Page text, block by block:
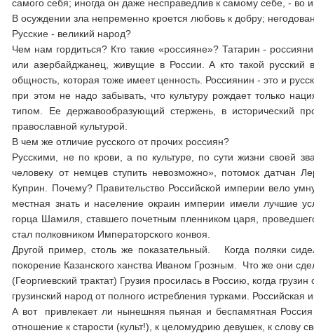
самого себя; иногда он даже несправедлив к самому себе, -
В осуждении зла непременно кроется любовь к добру;
Русские - великий народ?
Чем нам гордиться? Кто такие «россияне»? Татарин -
или азербайджанец, живущие в России. А кто такой русский
общность, которая тоже имеет ценность. Россиянин - это и
при этом не надо забывать, что культуру рождает только
типом. Ее державообразующий стержень, в исторический
православной культурой.
В чем же отличие русского от прочих россиян?
Русскими, не по крови, а по культуре, по сути жизни своей
человеку от немцев ступить невозможно», потомок датчан
Куприн. Почему? Правительство Российской империи вело
местная знать и население окраин империи имели лучшие
горца Шамиля, ставшего почетным пленником царя,
стал полковником Императорского конвоя.
Другой пример, столь же показательный. Когда поляки
покорение Казанского ханства Иваном Грозным. Что же они
(Георгиевский трактат) Грузия просилась в Россию, когда
грузинский народ от полного истребления турками.
А вот привлекает ли нынешняя пьяная и беспамятная
отношение к старости (культ!), к целомудрию девушек, к слову